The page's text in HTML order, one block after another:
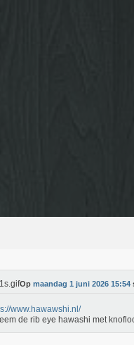
Op maandag 1 juni 2026 15:54
www.hawawshi.nl/
de rib eye hawashi met